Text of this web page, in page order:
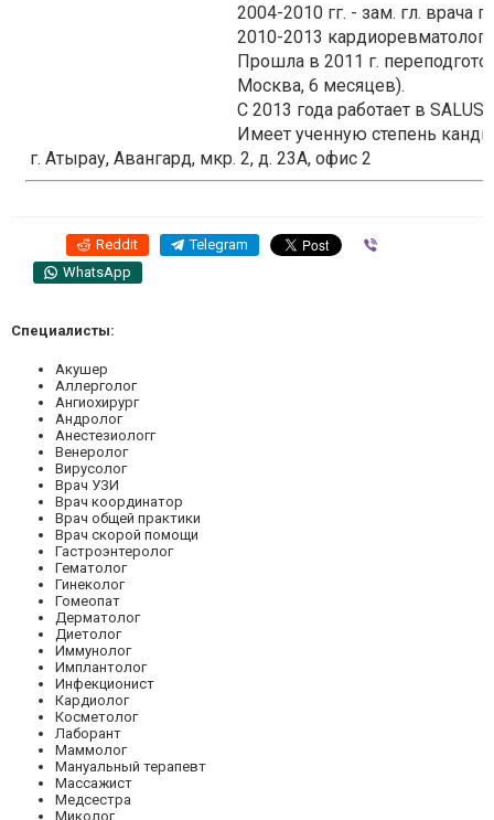
2004-2010 гг. - зам. гл. врача
2010-2013 кардиоревматолог
Прошла в 2011 г.
Москва, 6 месяцев).
С 2013 года работает в
Имеет ученную степень
г. Атырау, Авангард, мкр. 2, д. 23А, офис 2
Reddit Telegram
WhatsApp
Специалисты:
Акушер
Аллерголог
Ангиохирург
Андролог
Анестезиологг
Венеролог
Вирусолог
Врач УЗИ
Врач координатор
Врач общей практики
Врач скорой помощи
Гастроэнтеролог
Гематолог
Гинеколог
Гомеопат
Дерматолог
Диетолог
Иммунолог
Имплантолог
Инфекционист
Кардиолог
Косметолог
Лаборант
Маммолог
Мануальный терапевт
Массажист
Медсестра
Миколог